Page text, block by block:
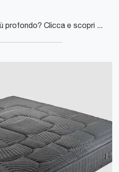
Vuoi garantirti il sonno più profondo? Clicca e scopri di più sul materasso Magnifico tra i modelli a molle insacchettate matrimoniali di ...